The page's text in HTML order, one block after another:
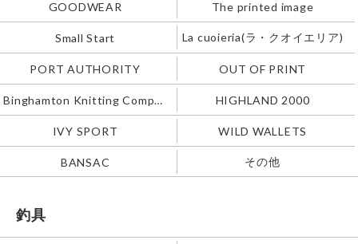
GOODWEAR The printed image
Small Start La cuoieria(ラ・クオイエリア)
PORT AUTHORITY OUT OF PRINT
Binghamton Knitting Company HIGHLAND 2000
IVY SPORT WILD WALLETS
BANSAC その他
釣具